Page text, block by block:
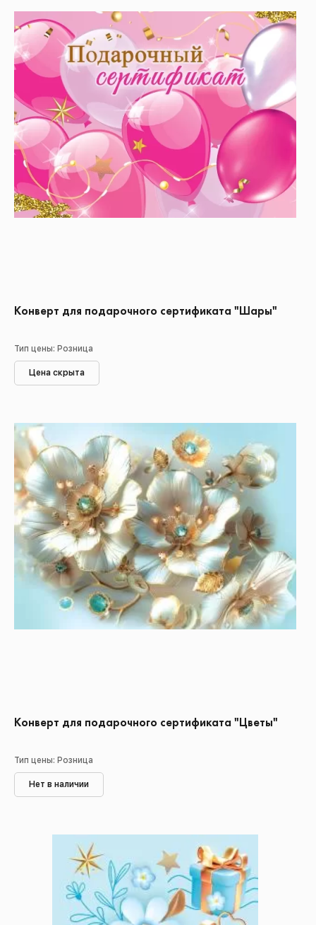
Конверт для подарочного сертификата "Шары"
Тип цены: Розница
Цена скрыта
Конверт для подарочного сертификата "Цветы"
Тип цены: Розница
Нет в наличии